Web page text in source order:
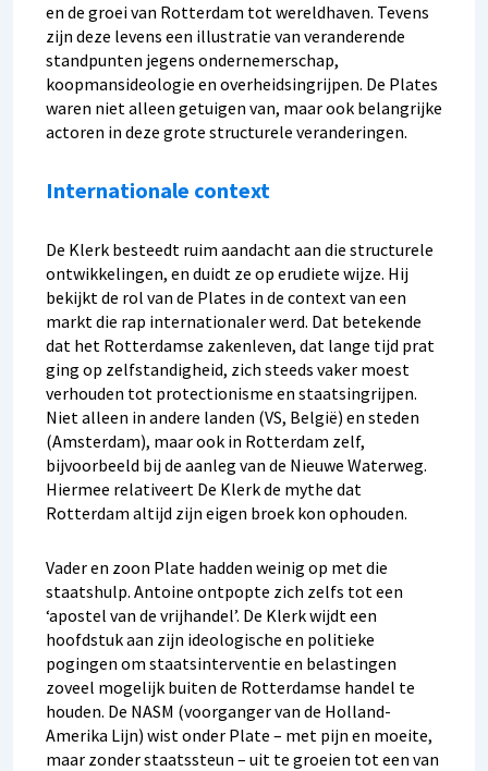
en de groei van Rotterdam tot wereldhaven. Tevens
zijn deze levens een illustratie van veranderende
standpunten jegens ondernemerschap,
koopmansideologie en overheidsingrijpen. De Plates
waren niet alleen getuigen van, maar ook belangrijke
actoren in deze grote structurele veranderingen.
Internationale context
De Klerk besteedt ruim aandacht aan die structurele
ontwikkelingen, en duidt ze op erudiete wijze. Hij
bekijkt de rol van de Plates in de context van een
markt die rap internationaler werd. Dat betekende
dat het Rotterdamse zakenleven, dat lange tijd prat
ging op zelfstandigheid, zich steeds vaker moest
verhouden tot protectionisme en staatsingrijpen.
Niet alleen in andere landen (VS, België) en steden
(Amsterdam), maar ook in Rotterdam zelf,
bijvoorbeeld bij de aanleg van de Nieuwe Waterweg.
Hiermee relativeert De Klerk de mythe dat
Rotterdam altijd zijn eigen broek kon ophouden.
Vader en zoon Plate hadden weinig op met die
staatshulp. Antoine ontpopte zich zelfs tot een
‘apostel van de vrijhandel’. De Klerk wijdt een
hoofdstuk aan zijn ideologische en politieke
pogingen om staatsinterventie en belastingen
zoveel mogelijk buiten de Rotterdamse handel te
houden. De NASM (voorganger van de Holland-
Amerika Lijn) wist onder Plate – met pijn en moeite,
maar zonder staatssteun – uit te groeien tot een van